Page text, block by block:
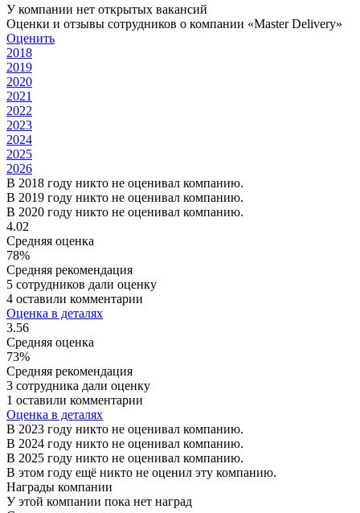
У компании нет открытых вакансий
Оценки и отзывы сотрудников о компании «Master Delivery»
Оценить
2018
2019
2020
2021
2022
2023
2024
2025
2026
В 2018 году никто не оценивал компанию.
В 2019 году никто не оценивал компанию.
В 2020 году никто не оценивал компанию.
4.02
Средняя оценка
78%
Средняя рекомендация
5 сотрудников дали оценку
4 оставили комментарии
Оценка в деталях
3.56
Средняя оценка
73%
Средняя рекомендация
3 сотрудника дали оценку
1 оставили комментарии
Оценка в деталях
В 2023 году никто не оценивал компанию.
В 2024 году никто не оценивал компанию.
В 2025 году никто не оценивал компанию.
В этом году ещё никто не оценил эту компанию.
Награды компании
У этой компании пока нет наград